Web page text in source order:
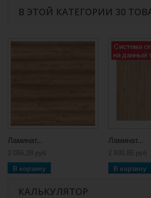
В ЭТОЙ КАТЕГОРИИ 30
Ламинат...
2 056,28 руб
В корзину
Ламинат...
2 930,85 руб
В корзину
КАЛЬКУЛЯТОР